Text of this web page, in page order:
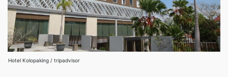
Hotel Kolopaking / tripadvisor